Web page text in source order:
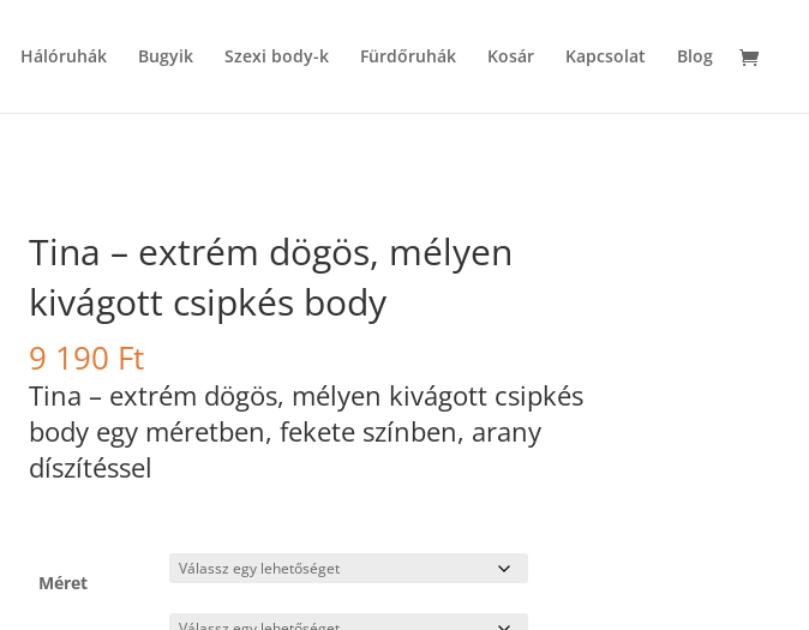
Hálóruhák Bugyik Szexi body-k Fürdőruhák Kosár Kapcsolat Blog
Tina – extrém dögös, mélyen
kivágott csipkés body
9 190 Ft
Tina – extrém dögös, mélyen kivágott csipkés
body egy méretben, fekete színben, arany
díszítéssel
Méret